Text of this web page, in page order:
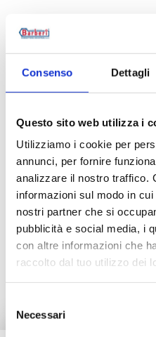
Consenso Dettagli
Questo sito web utilizza i
Utilizziamo i cookie per
annunci, per fornire
analizzare il nostro traffico.
informazioni sul modo in
nostri partner che si
pubblicità e social media, i
con altre informazioni che
raccolto dal tuo utilizzo dei
delNecessari
Описание
Документация
Запчасти